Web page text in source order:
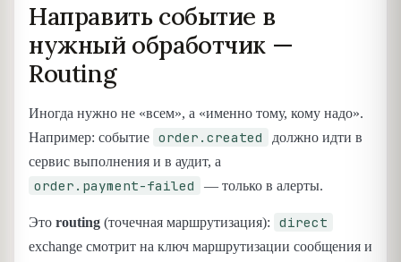
Направить событие в
нужный обработчик —
Routing
Иногда нужно не «всем», а «именно тому, кому надо».
Например: событие order.created
должно идти в
сервис выполнения и в аудит, а
order.payment-failed — только в алерты.
Это routing (точечная маршрутизация): direct
exchange смотрит на ключ маршрутизации сообщения и